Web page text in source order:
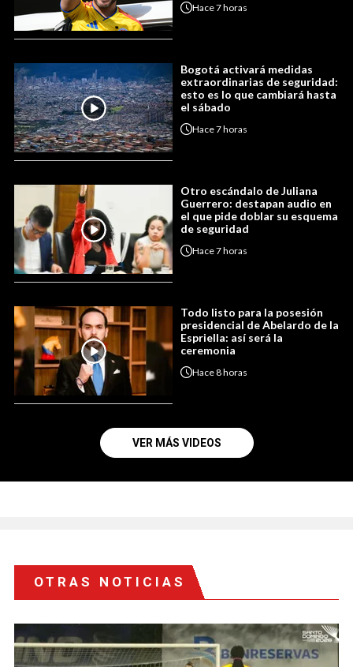
Hace7 horas
Bogotá activará medidas
extraordinarias de seguridad:
esto es lo que cambiará hasta
el sábado
Hace7 horas
Otro escándalo de Juliana
Guerrero: destapan audio en
el que pide doblar su esquema
de seguridad
Hace7 horas
Todo listo para la posesión
presidencial de Abelardo de la
Espriella: así será la
ceremonia
Hace8 horas
VER MÁS VIDEOS
OTRAS NOTICIAS